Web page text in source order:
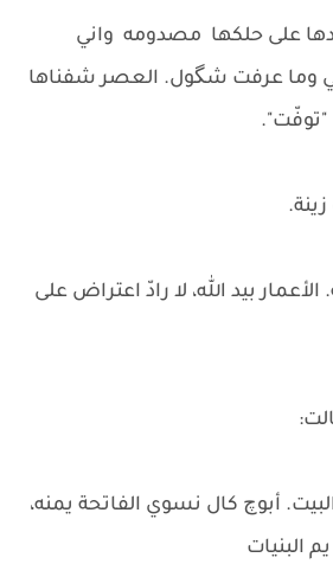
على حلكها مصدومه واني
وما عرفت شگول. العصر شفناها
الأعمار بيد الله، لا رادّ اعتراض على
أبوچ كال نسوي الفاتحة يمنه،
البنيات